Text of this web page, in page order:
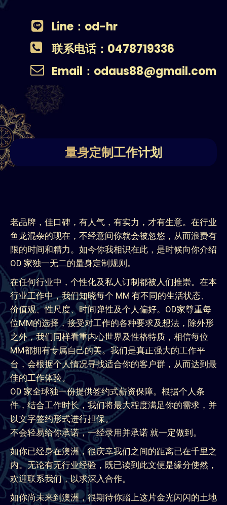
Line：od-hr
联系电话：0478719336
Email：odaus88@gmail.com
量身定制工作计划
老品牌，佳口碑，有人气，有实力，才有生意。在行业
鱼龙混杂的现在，不经意间你就会被忽悠，从而浪费有
限的时间和精力。如今你我相识在此，是时候向你介绍
OD 家独一无二的量身定制规则。
在任何行业中，个性化及私人订制都被人们推崇。在本
行业工作中，我们知晓每个 MM 有不同的生活状态、
价值观、性尺度、时间弹性及个人偏好。OD家尊重每
位MM的选择，接受对工作的各种要求及想法，除外形
之外，我们同样看重内心世界及性格特质，相信每位
MM都拥有专属自己的美。我们是真正强大的工作平
台，会根据个人情况寻找适合你的客户群，从而达到最
佳的工作体验。
OD 家全球独一份提供签约式薪资保障。根据个人条
件，结合工作时长，我们将最大程度满足你的需求，并
以文字签约形式进行担保。
不会轻易给你承诺，一经录用并承诺 就一定做到。
如你已经身在澳洲，很庆幸我们之间的距离已在千里之
内。无论有无行业经验，既已读到此文便是缘分使然，
欢迎联系我们，以求深入合作。
如你尚未来到澳洲，很期待你踏上这片金光闪闪的土地